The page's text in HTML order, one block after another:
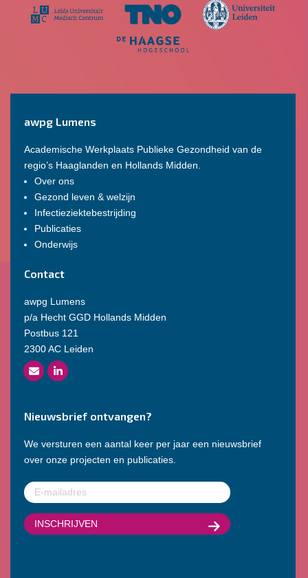
awpg Lumens
Academische Werkplaats Publieke Gezondheid van de
regio’s Haaglanden en Hollands Midden.
Over ons
Gezond leven & welzijn
Infectieziektebestrijding
Publicaties
Onderwijs
Contact
awpg Lumens
p/a Hecht GGD Hollands Midden
Postbus 121
2300 AC Leiden
Nieuwsbrief ontvangen?
We versturen een aantal keer per jaar een nieuwsbrief
over onze projecten en publicaties.
E-
mailadres(Vereist)